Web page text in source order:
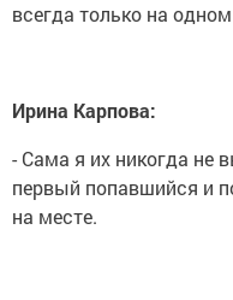
всегда только на
Ирина Карпова:
- Сама я их никогда не
первый попавшийся и
на месте.